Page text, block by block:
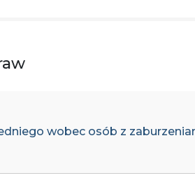
wobec osób z